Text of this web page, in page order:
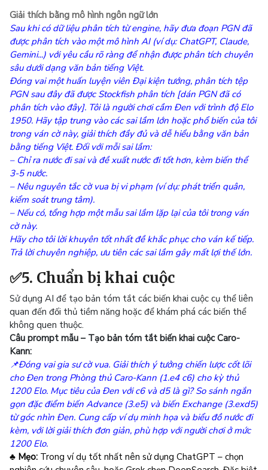
Giải thích bằng mô hình ngôn ngữ lớn
Sau khi có dữ liệu phân tích từ engine, hãy đưa đoạn PGN đã
được phân tích vào một mô hình AI (ví dụ: ChatGPT, Claude,
Gemini...) với yêu cầu rõ ràng để nhận được phân tích chuyên
sâu dưới dạng văn bản tiếng Việt.
Đóng vai một huấn luyện viên Đại kiện tướng, phân tích tệp
PGN sau đây đã được Stockfish phân tích [dán PGN đã có
phân tích vào đây]. Tôi là người chơi cầm Đen với trình độ Elo
1950. Hãy tập trung vào các sai lầm lớn hoặc phổ biến của tôi
trong ván cờ này, giải thích đầy đủ và dễ hiểu bằng văn bản
bằng tiếng Việt. Đối với mỗi sai lầm:
– Chỉ ra nước đi sai và đề xuất nước đi tốt hơn, kèm biến thể
3-5 nước.
– Nêu nguyên tắc cờ vua bị vi phạm (ví dụ: phát triển quân,
kiểm soát trung tâm).
– Nếu có, tổng hợp một mẫu sai lầm lặp lại của tôi trong ván
cờ này.
Hãy cho tôi lời khuyên tốt nhất đề khắc phục cho ván kế tiếp.
Trả lời chuyên nghiệp, ưu tiên các sai lầm gây mất lợi thế lớn.
✅5. Chuẩn bị khai cuộc
Sử dụng AI để tạo bản tóm tắt các biến khai cuộc cụ thể liên
quan đến đối thủ tiềm năng hoặc để khám phá các biến thể
không quen thuộc.
Câu prompt mẫu – Tạo bản tóm tắt biến khai cuộc Caro-
Kann:
📌Đóng vai gia sư cờ vua. Giải thích ý tưởng chiến lược cốt lõi
cho Đen trong Phòng thủ Caro-Kann (1.e4 c6) cho kỳ thủ
1200 Elo. Mục tiêu của Đen với c6 và d5 là gì? So sánh ngắn
gọn đặc điểm biến Advance (3.e5) và biến Exchange (3.exd5)
từ góc nhìn Đen. Cung cấp ví dụ minh họa và biểu đồ nước đi
kèm, với lời giải thích đơn giản, phù hợp với người chơi ở mức
1200 Elo.
♣ Mẹo: Trong ví dụ tốt nhất nên sử dụng ChatGPT – chọn